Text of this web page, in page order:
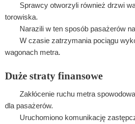
Sprawcy otworzyli również drzwi
torowiska.
Narazili w ten sposób pasażerów
W czasie zatrzymania pociągu
wagonach metra.
Duże straty finansowe
Zakłócenie ruchu metra
dla pasażerów.
Uruchomiono komunikację